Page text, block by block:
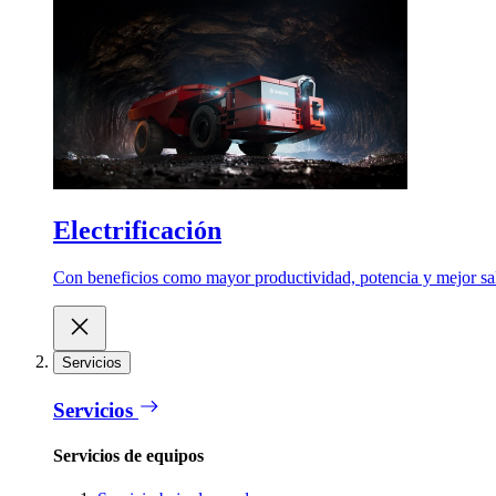
Electrificación
Con beneficios como mayor productividad, potencia y mejor
Servicios
Servicios
Servicios de equipos